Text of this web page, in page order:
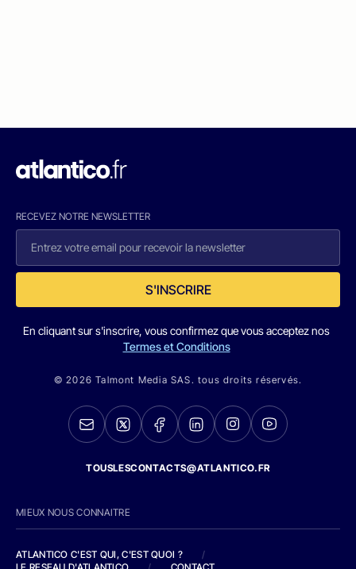
RECEVEZ NOTRE NEWSLETTER
S'INSCRIRE
En cliquant sur s'inscrire, vous confirmez que vous acceptez nos
Termes et Conditions
© 2026 Talmont Media SAS. tous droits réservés.
TOUSLESCONTACTS@ATLANTICO.FR
MIEUX NOUS CONNAITRE
ATLANTICO C'EST QUI, C'EST QUOI ?
/